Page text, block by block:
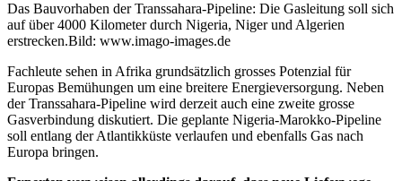
Das Bauvorhaben der Transsahara-Pipeline: Die Gasleitung soll sich
auf über 4000 Kilometer durch Nigeria, Niger und Algerien
erstrecken.Bild: www.imago-images.de
Fachleute sehen in Afrika grundsätzlich grosses Potenzial für
Europas Bemühungen um eine breitere Energieversorgung. Neben
der Transsahara-Pipeline wird derzeit auch eine zweite grosse
Gasverbindung diskutiert. Die geplante Nigeria-Marokko-Pipeline
soll entlang der Atlantikküste verlaufen und ebenfalls Gas nach
Europa bringen.